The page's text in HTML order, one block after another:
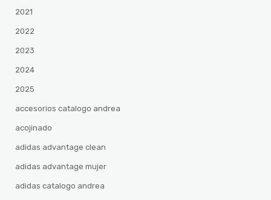
2021
2022
2023
2024
2025
accesorios catalogo andrea
acojinado
adidas advantage clean
adidas advantage mujer
adidas catalogo andrea